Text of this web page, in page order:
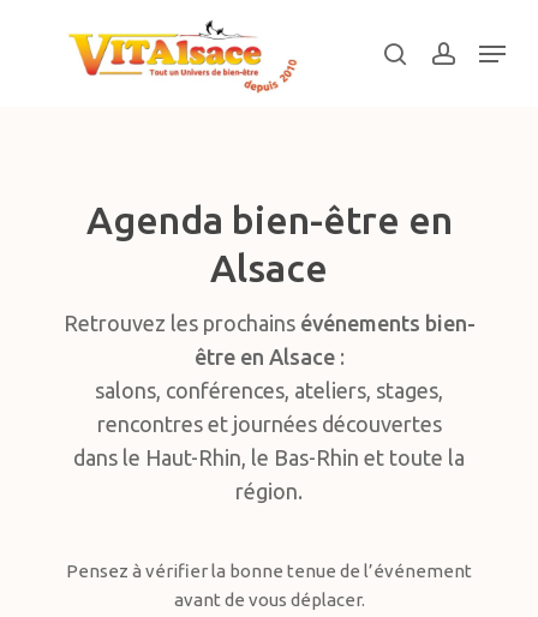
searchaccount
Menu
Agenda bien-être en
Alsace
Retrouvez les prochains événements bien-
être en Alsace:
salons, conférences, ateliers, stages,
rencontres et journées découvertes
dans le Haut-Rhin, le Bas-Rhin et toute la
région.
Pensez à vérifier la bonne tenue de l’événement
avant de vous déplacer.